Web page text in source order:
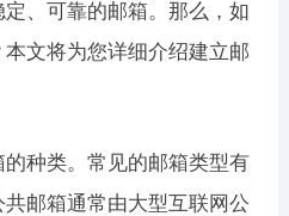
、可靠的邮箱。那么，如
文将为您详细介绍建立邮
种类。常见的邮箱类型有
邮箱通常由大型互联网公